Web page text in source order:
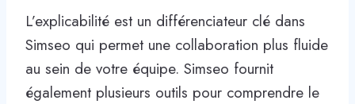
L’explicabilité est un différenciateur clé dans
Simseo qui permet une collaboration plus fluide
au sein de votre équipe. Simseo fournit
également plusieurs outils pour comprendre le